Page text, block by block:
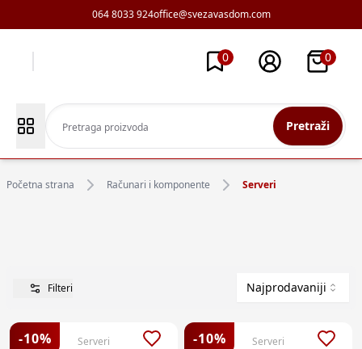
064 8033 924office@svezavasdom.com
0 0
Pretraži
Početna strana Računari i komponente Serveri
Filteri Najprodavaniji
-10% Serveri -10% Serveri